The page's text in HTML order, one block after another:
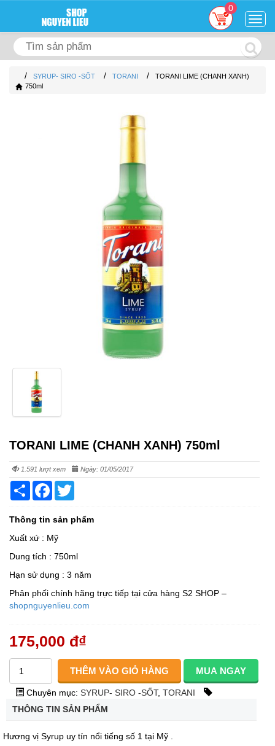
0
/ SYRUP- SIRO -SỐT / TORANI /
TORANI LIME (CHANH XANH)
750ml
TORANI LIME (CHANH XANH) 750ml
1.591 lượt xem Ngày: 01/05/2017
Share Facebook
Thông tin sản phẩm
Xuất xứ : Mỹ
Dung tích : 750ml
Hạn sử dụng : 3 năm
Phân phối chính hãng trực tiếp tại cửa hàng S2 SHOP –
shopnguyenlieu.com
175,000 đ₫
Chuyên mục: SYRUP- SIRO -SỐT, TORANI
THÔNG TIN SẢN PHẨM
Hương vị Syrup uy tín nổi tiếng số 1 tại Mỹ .